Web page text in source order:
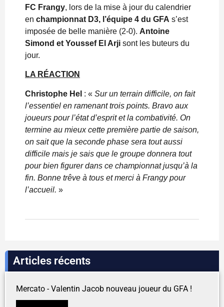
FC Frangy, lors de la mise à jour du calendrier
en championnat D3, l’équipe 4 du GFA s’est
imposée de belle manière (2-0). Antoine
Simond et Youssef El Arji sont les buteurs du
jour.
LA RÉACTION
Christophe Hel : « Sur un terrain difficile, on fait
l’essentiel en ramenant trois points. Bravo aux
joueurs pour l’état d’esprit et la combativité. On
termine au mieux cette première partie de saison,
on sait que la seconde phase sera tout aussi
difficile mais je sais que le groupe donnera tout
pour bien figurer dans ce championnat jusqu’à la
fin. Bonne trêve à tous et merci à Frangy pour
l’accueil. »
Articles récents
Mercato - Valentin Jacob nouveau joueur du GFA !